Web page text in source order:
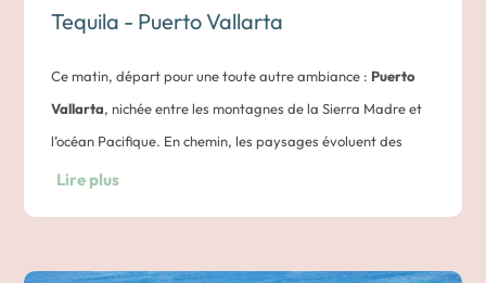
Tequila - Puerto Vallarta
Ce matin, départ pour une toute autre ambiance : Puerto
Vallarta, nichée entre les montagnes de la Sierra Madre et
l’océan Pacifique. En chemin, les paysages évoluent des
champs d’agave aux forêts tropicales, puis aux premières
les ruelles pavées côtoient des maisons blanches aux toits
Lire plus